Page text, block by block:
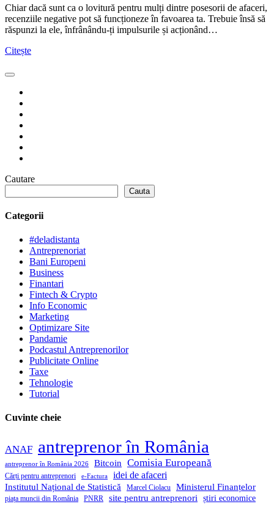
Chiar dacă sunt ca o lovitură pentru mulți dintre posesorii de afaceri,
recenziile negative pot să funcționeze în favoarea ta. Trebuie însă să
răspunzi la ele, înfrânându-ți impulsurile și acționând…
Citește
Cautare
Cauta
Categorii
#deladistanta
Antreprenoriat
Bani Europeni
Business
Finantari
Fintech & Crypto
Info Economic
Marketing
Optimizare Site
Pandamie
Podcastul Antreprenorilor
Publicitate Online
Taxe
Tehnologie
Tutorial
Cuvinte cheie
ANAF antreprenor în România
antreprenor în România 2026 Bitcoin Comisia Europeană
Cărți pentru antreprenori e-Factura idei de afaceri
Institutul Național de Statistică Marcel Ciolacu Ministerul Finanțelor
piața muncii din România PNRR site pentru antreprenori știri economice